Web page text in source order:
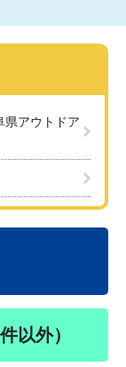
県アウトドア
以外）